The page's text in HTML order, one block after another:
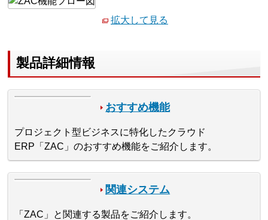
拡大して見る
製品詳細情報
おすすめ機能
プロジェクト型ビジネスに特化したクラウド
ERP「ZAC」のおすすめ機能をご紹介します。
関連システム
「ZAC」と関連する製品をご紹介します。